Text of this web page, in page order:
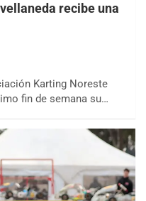
recibe una
Karting Noreste
fin de semana su…